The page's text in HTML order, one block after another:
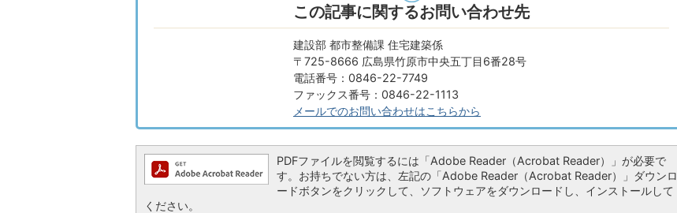
この記事に関するお問い合わせ先
建設部 都市整備課 住宅建築係
〒725-8666 広島県竹原市中央五丁目6番28号
電話番号：0846-22-7749
ファックス番号：0846-22-1113
メールでのお問い合わせはこちらから
PDFファイルを閲覧するには「Adobe Reader（Acrobat Reader）」が必要で
す。お持ちでない方は、左記の「Adobe Reader（Acrobat Reader）」ダウンロ
ードボタンをクリックして、ソフトウェアをダウンロードし、インストールして
ください。